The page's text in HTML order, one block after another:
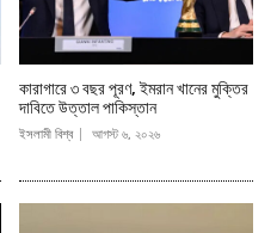
কারাগারে ৩ বছর পূরণ, ইমরান খানের মুক্তির
দাবিতে উত্তাল পাকিস্তান
ইসলামী বিশ্ব আগস্ট ৬, ২০২৬